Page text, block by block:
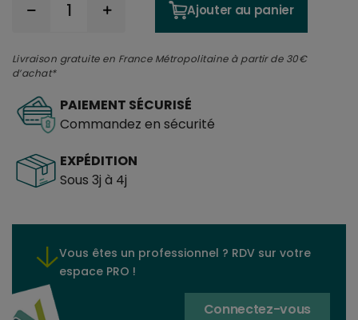
Ajouter au panier
Livraison gratuite en France Métropolitaine à partir de 30€
d’achat*
PAIEMENT SÉCURISÉ
Commandez en sécurité
EXPÉDITION
Sous 3j à 4j
Vous êtes un professionnel ? RDV sur votre
espace PRO !
Connectez-vous